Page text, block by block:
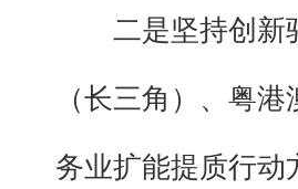
二是坚持创新
（长三角）、粤
务业扩能提质行动